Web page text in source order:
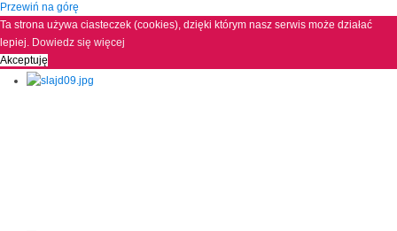
Przewiń na górę
Ta strona używa ciasteczek (cookies), dzięki którym nasz serwis może działać
lepiej. Dowiedz się więcej
Akceptuję